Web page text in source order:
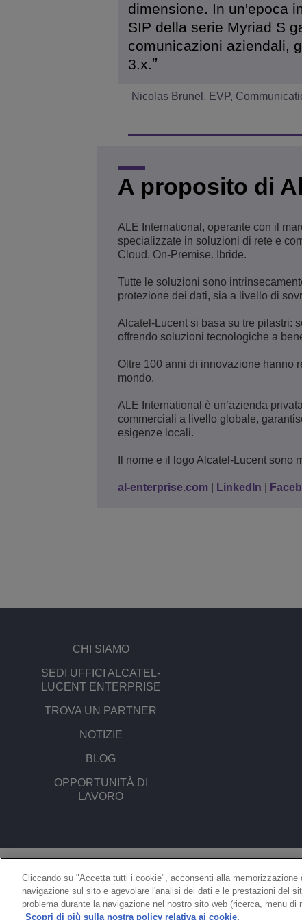
dimensione. In un'epoca
SIP della serie Myriad S
comunicazioni aziendali,
3.x.
Nicolas Brunel, EVP,
A proposito di
ALE International, operante con il
specializzate in soluzioni di rete e
Cloud. On-Premise. Ibride.
Tutte le soluzioni sono
protezione dei dati, sia a livello di
Alcatel-Lucent si basa su tre pilastri:
offrendo soluzioni tecnologiche a
Oltre 100 anni di innovazione hanno
mondo.
ALE International è un’azienda
commerciali a livello globale,
esigenze locali.
Il nome e il logo Alcatel-Lucent
al-enterprise.com LinkedIn
CHI SIAMO
SEDI UFFICI ALCATEL-
LUCENT ENTERPRISE
TROVA UN PARTNER
NOTIZIE
BLOG
OPPORTUNITÀ DI
LAVORO
tutti i paesi.
Cliccando su "Accetta tutti i cookie", acconsenti alla
navigazione sul sito e agevolare l'analisi dei dati e le prestazioni del
problema durante la navigazione nel nostro sito web (ricerca, menu di
Scopri di più sulla nostra policy relativa ai cookie.